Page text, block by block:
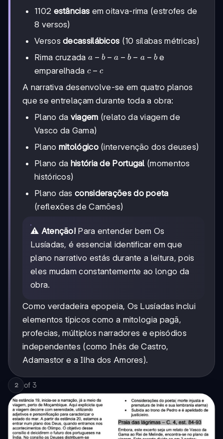
1102 estâncias em oitava-rima (estrofes de
8 versos)
Versosdecassilábicos (10 sílabas métricas)
Rima cruzada a-
b-
a-
b-
a-
b
a − b − a − b − a − b e
emparelhada c-
c − c
A narrativa desenvolve-se em quatro planos
que se entrelaçam durante toda a obra:
Plano da viagem (relato da viagem de
Vasco da Gama)
Plano mitológico(intervenção dos deuses)
Plano da história de Portugal (momentos
históricos)
Plano das considerações do poeta
(reflexões de Camões)
⚠️ Atenção! Para entender bem Os
Lusíadas, é essencial identificar em que
plano narrativo estás durante a leitura, pois
eles mudam constantemente ao longo da
obra.
Como verdadeira epopeia, Os Lusíadas inclui
elementos típicos como a mitologia pagã,
profecias, múltiplos narradores e episódios
independentes (como Inês de Castro,
Adamastor e a Ilha dos Amores).
2 of 3